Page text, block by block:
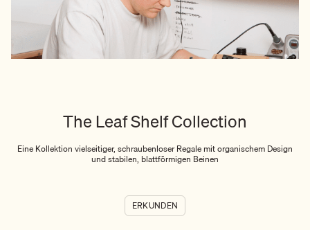
The Leaf Shelf Collection
Eine Kollektion vielseitiger, schraubenloser Regale mit organischem Design
und stabilen, blattförmigen Beinen
ERKUNDEN